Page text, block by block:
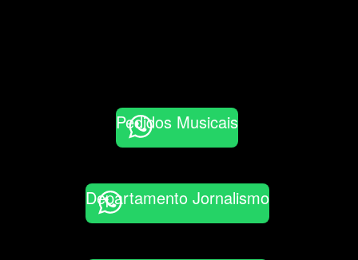
Pedidos Musicais
Departamento Jornalismo